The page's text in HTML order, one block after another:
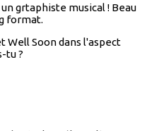
grtaphiste musical ! Beau
format.
Well Soon dans l'aspect
tu ?